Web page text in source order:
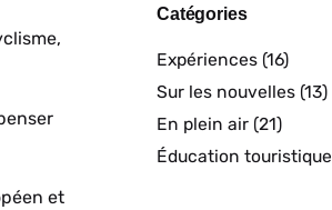
et
Catégories
Expériences (16)
Sur les nouvelles (13)
En plein air (21)
Éducation touristique